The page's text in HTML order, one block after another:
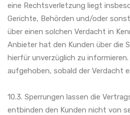
eine Rechtsverletzung liegt
Gerichte, Behörden und/oder
über einen solchen Verdacht in
Anbieter hat den Kunden über die
hierfür unverzüglich zu
aufgehoben, sobald der Verdacht
10.3. Sperrungen lassen die
entbinden den Kunden nicht von